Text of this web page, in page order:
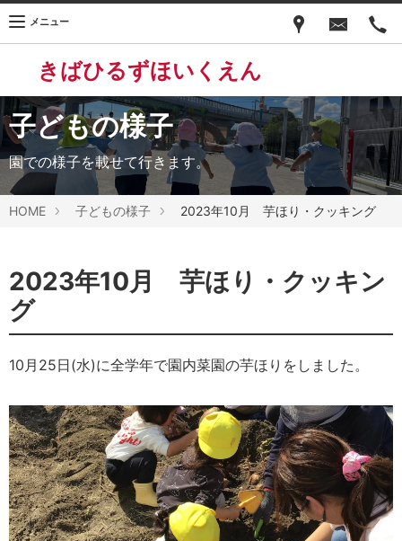
きばひるずほいくえん
メニュー
子どもの様子
園での様子を載せて行きます。
HOME 子どもの様子 2023年10月 芋ほり・クッキング
2023年10月 芋ほり・クッキン
グ
10月25日(水)に全学年で園内菜園の芋ほりをしました。